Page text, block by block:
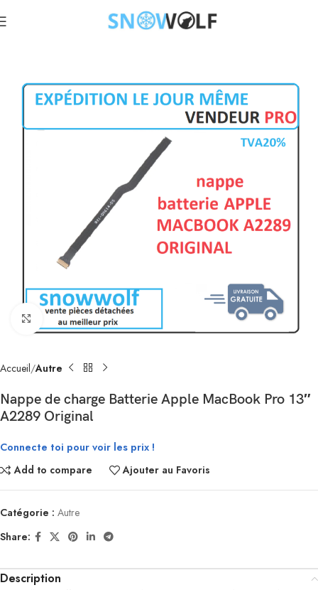
Click to enlarge
Accueil Autre
Nappe de charge Batterie Apple MacBook Pro 13″
A2289 Original
Connecte toi pour voir les prix !
Add to compare Ajouter au Favoris
Catégorie : Autre
Share:
Description